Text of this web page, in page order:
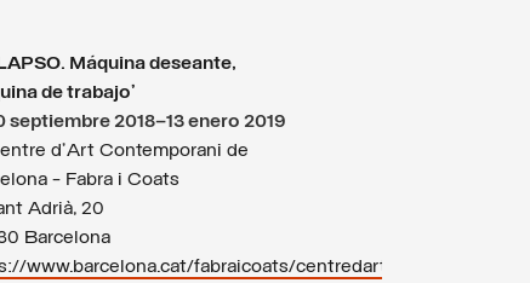
Máquina deseante,
de trabajo’
septiembre 2018–13 enero 2019
d’Art Contemporani de
- Fabra i Coats
Adrià, 20
Barcelona
www.barcelona.cat/fabraicoats/centredart